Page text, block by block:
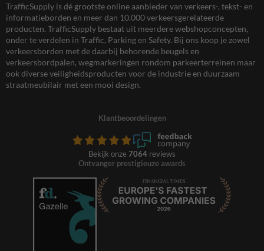
TrafficSupply is dé grootste online aanbieder van verkeers-, tekst- en
informatieborden en meer dan 10.000 verkeersgerelateerde
producten. TrafficSupply bestaat uit meerdere webshopconcepten,
onder te verdelen in Traffic, Parking en Safety. Bij ons koop je zowel
verkeersborden met de daarbij behorende beugels en
verkeersbordpalen, wegmarkeringen rondom parkeerterreinen maar
ook diverse veiligheidsproducten voor de industrie en duurzaam
straatmeubilair met een mooi design.
Klantbeoordelingen
Bekijk onze 7064 reviews
Ontvanger prestigieuze awards